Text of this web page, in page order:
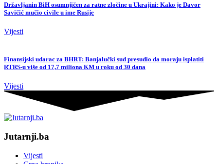
Državljanin BiH osumnjičen za ratne zločine u Ukrajini: Kako je Davor
Savičić mučio civile u ime Rusije
Vijesti
Finansijski udarac za BHRT: Banjalučki sud presudio da moraju isplatiti
RTRS-u više od 17,7 miliona KM u roku od 30 dana
Vijesti
Jutarnji.ba
Vijesti